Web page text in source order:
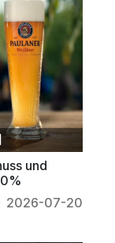
und
2026-07-20